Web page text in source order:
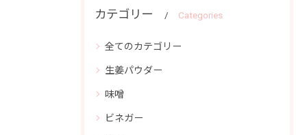
カテゴリー Categories
全てのカテゴリー
生姜パウダー
味噌
ビネガー